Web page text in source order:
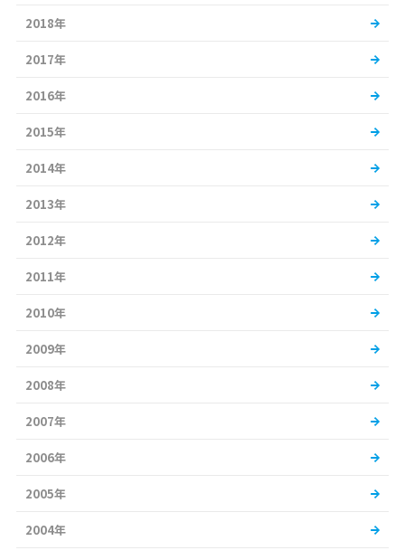
2018年
2017年
2016年
2015年
2014年
2013年
2012年
2011年
2010年
2009年
2008年
2007年
2006年
2005年
2004年